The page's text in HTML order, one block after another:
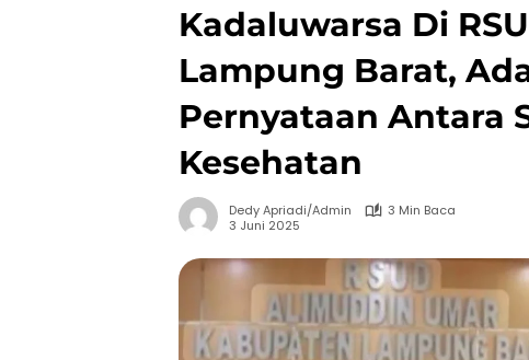
Kadaluwarsa Di
Lampung Barat,
Pernyataan Antara
Kesehatan
Dedy Apriadi/Admin
3 Min Baca
3 Juni 2025